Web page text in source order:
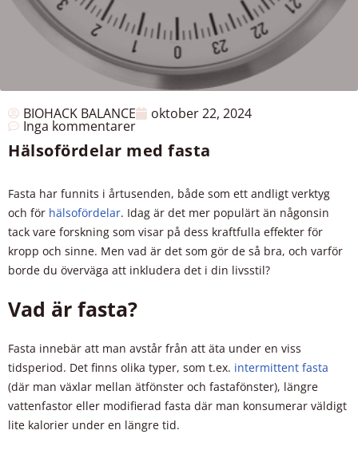
BIOHACK BALANCE oktober 22, 2024
Inga kommentarer
Hälsofördelar med fasta
Fasta har funnits i årtusenden, både som ett andligt verktyg
och för hälsofördelar. Idag är det mer populärt än någonsin
tack vare forskning som visar på dess kraftfulla effekter för
kropp och sinne. Men vad är det som gör de så bra, och varför
borde du överväga att inkludera det i din livsstil?
Vad är fasta?
Fasta innebär att man avstår från att äta under en viss
tidsperiod. Det finns olika typer, som t.ex. intermittent fasta
(där man växlar mellan ätfönster och fastafönster), längre
vattenfastor eller modifierad fasta där man konsumerar väldigt
lite kalorier under en längre tid.